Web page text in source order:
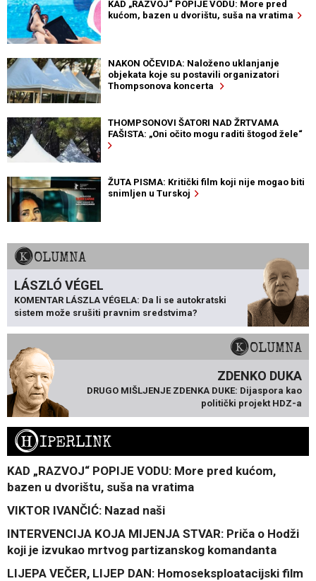
KAD „RAZVOJ“ POPIJE VODU: More pred
kućom, bazen u dvorištu, suša na vratima
NAKON OČEVIDA: Naloženo uklanjanje
objekata koje su postavili organizatori
Thompsonova koncerta
THOMPSONOVI ŠATORI NAD ŽRTVAMA
FAŠISTA: „Oni očito mogu raditi štogod žele“
ŽUTA PISMA: Kritički film koji nije mogao biti
snimljen u Turskoj
KOLUMNA
LÁSZLÓ VÉGEL
KOMENTAR LÁSZLA VÉGELA: Da li se autokratski
sistem može srušiti pravnim sredstvima?
KOLUMNA
ZDENKO DUKA
DRUGO MIŠLJENJE ZDENKA DUKE: Dijaspora kao
politički projekt HDZ-a
HIPERLINK
KAD „RAZVOJ“ POPIJE VODU: More pred kućom,
bazen u dvorištu, suša na vratima
VIKTOR IVANČIĆ: Nazad naši
INTERVENCIJA KOJA MIJENJA STVAR: Priča o Hodži
koji je izvukao mrtvog partizanskog komandanta
LIJEPA VEČER, LIJEP DAN: Homoseksploatacijski film